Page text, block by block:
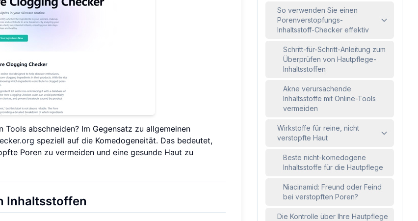
abschneiden? Im Gegensatz zu allgemeinen
speziell auf die Komedogeneität. Das bedeutet,
Poren zu vermeiden und eine gesunde Haut zu
Inhaltsstoffen
So verwenden Sie einen
Porenverstopfungs-
Inhaltsstoff-Checker effektiv
Schritt-für-Schritt-Anleitung zum
Überprüfen von Hautpflege-
Inhaltsstoffen
Akne verursachende
Inhaltsstoffe mit Online-Tools
vermeiden
Wirkstoffe für reine, nicht
verstopfte Haut
Beste nicht-komedogene
Inhaltsstoffe für die Hautpflege
Niacinamid: Freund oder Feind
bei verstopften Poren?
Die Kontrolle über Ihre Hautpflege